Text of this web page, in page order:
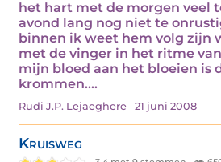
het hart met de morgen veel
avond lang nog niet te
binnen ik weet hem volg zijn
met de vinger in het ritme
mijn bloed aan het bloeien is
krommen.…
Rudi J.P. Lejaeghere 21 juni 2008
Kruisweg